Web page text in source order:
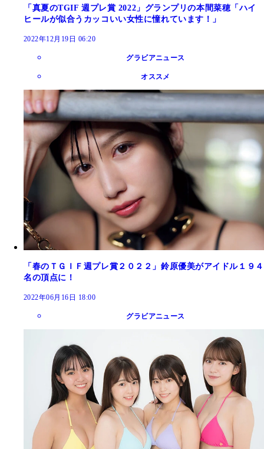
「真夏のTGIF 週プレ賞 2022」グランプリの本間菜穂「ハイ
ヒールが似合うカッコいい女性に憧れています！」
2022年12月19日 06:20
グラビアニュース
オススメ
「春のＴＧＩＦ週プレ賞２０２２」鈴原優美がアイドル１９４
名の頂点に！
2022年06月16日 18:00
グラビアニュース